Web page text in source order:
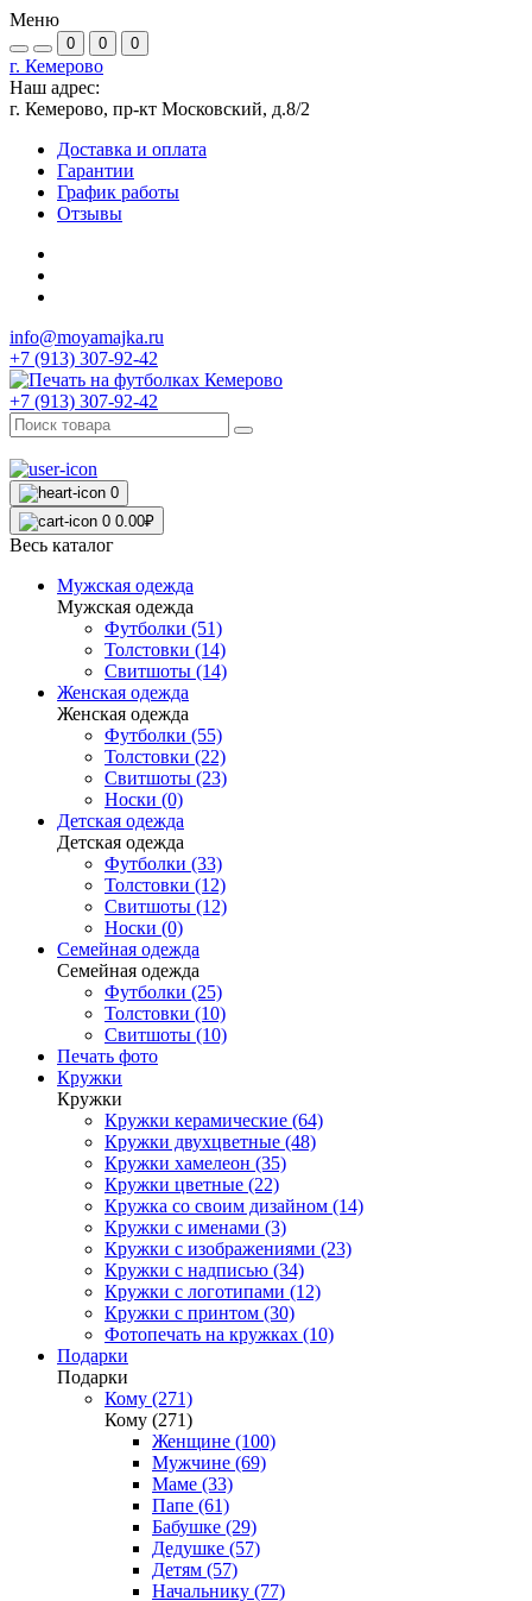
Меню
0 0 0
г. Кемерово
Наш адрес:
г. Кемерово, пр-кт Московский, д.8/2
Доставка и оплата
Гарантии
График работы
Отзывы
info@moyamajka.ru
+7 (913) 307-92-42
+7 (913) 307-92-42
0
0 0.00₽
Весь каталог
Мужская одежда
Мужская одежда
Футболки (51)
Толстовки (14)
Свитшоты (14)
Женская одежда
Женская одежда
Футболки (55)
Толстовки (22)
Свитшоты (23)
Носки (0)
Детская одежда
Детская одежда
Футболки (33)
Толстовки (12)
Свитшоты (12)
Носки (0)
Семейная одежда
Семейная одежда
Футболки (25)
Толстовки (10)
Свитшоты (10)
Печать фото
Кружки
Кружки
Кружки керамические (64)
Кружки двухцветные (48)
Кружки хамелеон (35)
Кружки цветные (22)
Кружка со своим дизайном (14)
Кружки с именами (3)
Кружки с изображениями (23)
Кружки с надписью (34)
Кружки с логотипами (12)
Кружки с принтом (30)
Фотопечать на кружках (10)
Подарки
Подарки
Кому (271)
Кому (271)
Женщине (100)
Мужчине (69)
Маме (33)
Папе (61)
Бабушке (29)
Дедушке (57)
Детям (57)
Начальнику (77)